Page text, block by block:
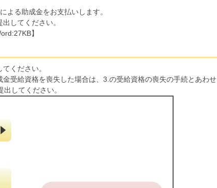
よる助成金をお支払いします。
してください。
】
ください。
受給資格を喪失した場合は、3.の受給資格の喪失の手続とあわせ
してください。